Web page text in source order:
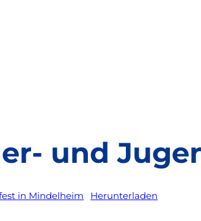
und
in Mindelheim Herunterladen